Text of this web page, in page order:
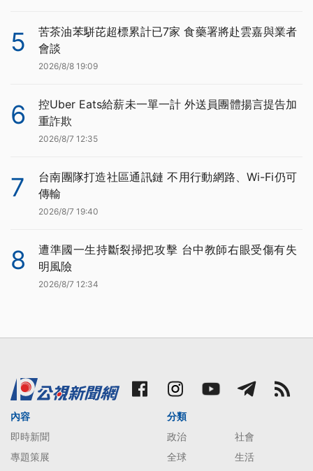
5
苦茶油苯駢芘超標累計已7家 食藥署將赴雲嘉與業者
會談
2026/8/8 19:09
6
控Uber Eats給薪未一單一計 外送員團體揚言提告加
重詐欺
2026/8/7 12:35
7
台南團隊打造社區通訊鏈 不用行動網路、Wi-Fi仍可
傳輸
2026/8/7 19:40
8
遭準國一生持斷裂掃把攻擊 台中教師右眼受傷有失
明風險
2026/8/7 12:34
內容
即時新聞
專題策展
分類
政治
社會
全球
生活